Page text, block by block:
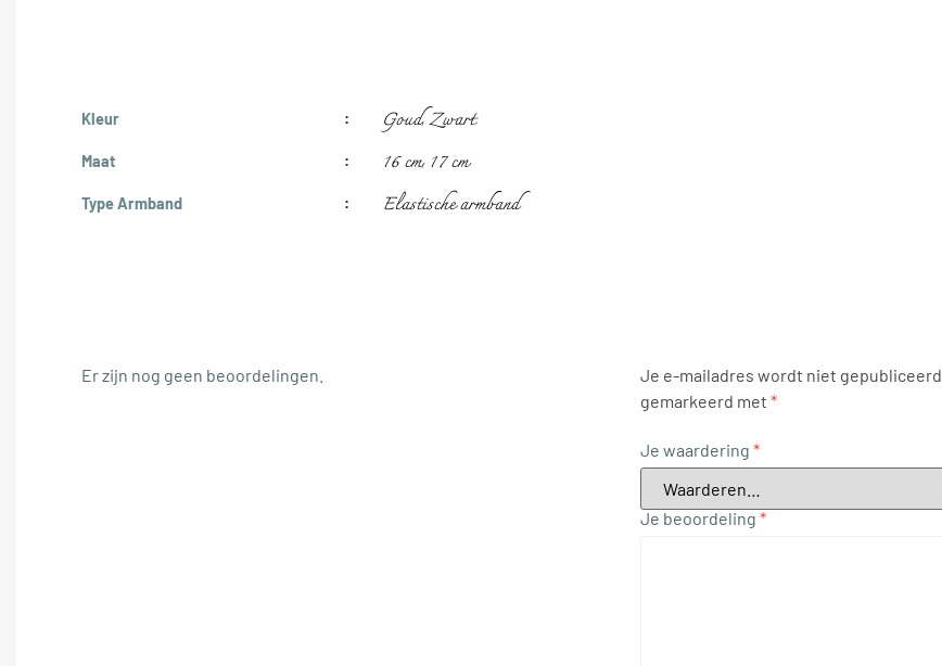
Kleur Goud, Zwart
Maat 16 cm, 17 cm
Type Armband Elastische armband
Er zijn nog geen beoordelingen. Je e-mailadres wordt niet gepubliceerd.
gemarkeerd met *
Je waardering *
Je beoordeling *